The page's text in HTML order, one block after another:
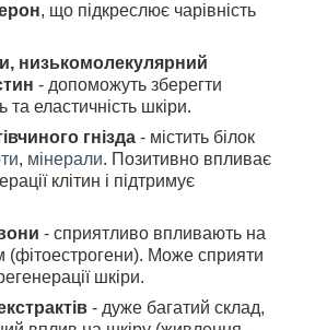
, що підкреслює чарівність
низькомолекулярний
- допоможуть зберегти
та еластичність шкіри.
гнізда - містить білок
, мінерали. Позитивно впливає
клітин і підтримує
- сприятливо впливають на
(фітоестрогени). Може сприяти
шкіри.
- дуже багатий склад,